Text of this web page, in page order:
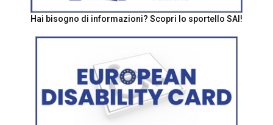
Hai bisogno di informazioni? Scopri lo sportello SAI!